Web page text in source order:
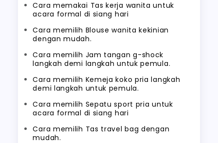
Cara memakai Tas kerja wanita untuk
acara formal di siang hari
Cara memilih Blouse wanita kekinian
dengan mudah.
Cara memilih Jam tangan g-shock
langkah demi langkah untuk pemula.
Cara memilih Kemeja koko pria langkah
demi langkah untuk pemula.
Cara memilih Sepatu sport pria untuk
acara formal di siang hari
Cara memilih Tas travel bag dengan
mudah.